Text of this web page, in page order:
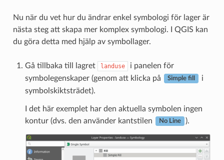
Nu när du vet hur du ändrar enkel symbologi för lager är
nästa steg att skapa mer komplex symbologi. I QGIS kan
du göra detta med hjälp av symbollager.
Gå tillbaka till lagret landuse
i panelen för
symbolegenskaper (genom att klicka på
Simple fill
i
symbolskiktsträdet).
I det här exemplet har den aktuella symbolen ingen
kontur (dvs. den använder kantstilen
No Line ).